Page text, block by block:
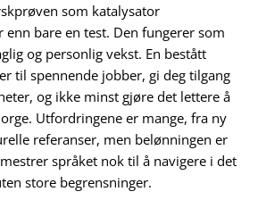
som katalysator
bare en test. Den fungerer som
og personlig vekst. En bestått
til spennende jobber, gi deg tilgang
og ikke minst gjøre det lettere å
Utfordringene er mange, fra ny
referanser, men belønningen er
språket nok til å navigere i det
store begrensninger.